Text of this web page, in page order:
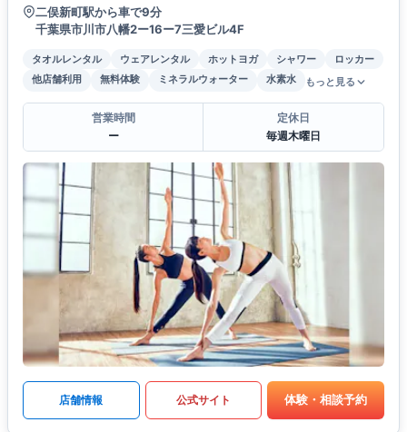
二俣新町駅から車で9分
千葉県市川市八幡2ー16ー7三愛ビル4F
タオルレンタル ウェアレンタル ホットヨガ シャワー
ロッカー
他店舗利用
無料体験 ミネラルウォーター 水素水 もっと見る
営業時間
ー
定休日
毎週木曜日
店舗情報 公式サイト 体験・相談予約